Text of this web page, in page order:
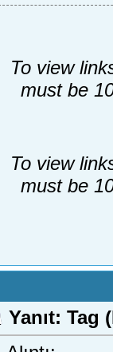
To view
must be
To view
must be
Yanıt: Tag